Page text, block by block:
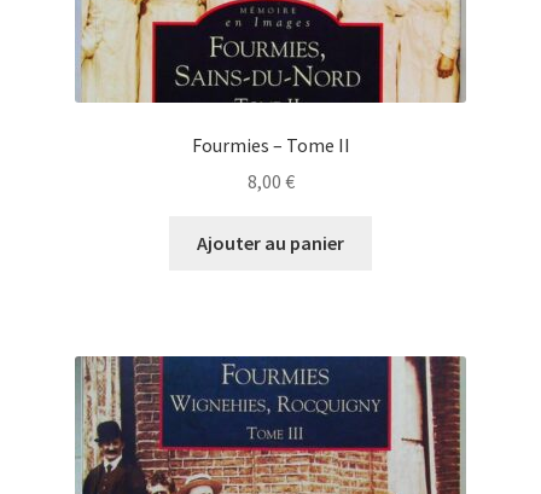
Fourmies – Tome II
8,00 €
Ajouter au panier